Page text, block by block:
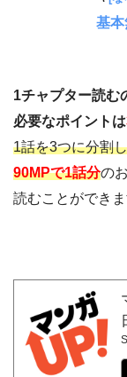
基
1チャプター読む
必要なポイントは
1話を3つに分割
90MPで1話分の
読むことができま